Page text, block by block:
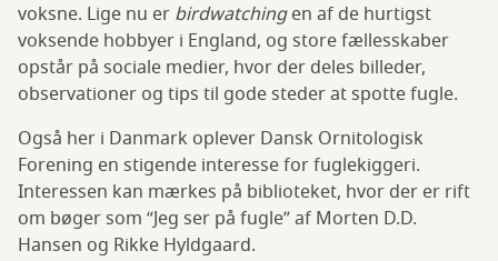
voksne. Lige nu er birdwatchingen af de hurtigst
voksende hobbyer i England, og store fællesskaber
opstår på sociale medier, hvor der deles billeder,
observationer og tips til gode steder at spotte fugle.
Også her i Danmark oplever Dansk Ornitologisk
Forening en stigende interesse for fuglekiggeri.
Interessen kan mærkes på biblioteket, hvor der er rift
om bøger som “Jeg ser på fugle” af Morten D.D.
Hansen og Rikke Hyldgaard.